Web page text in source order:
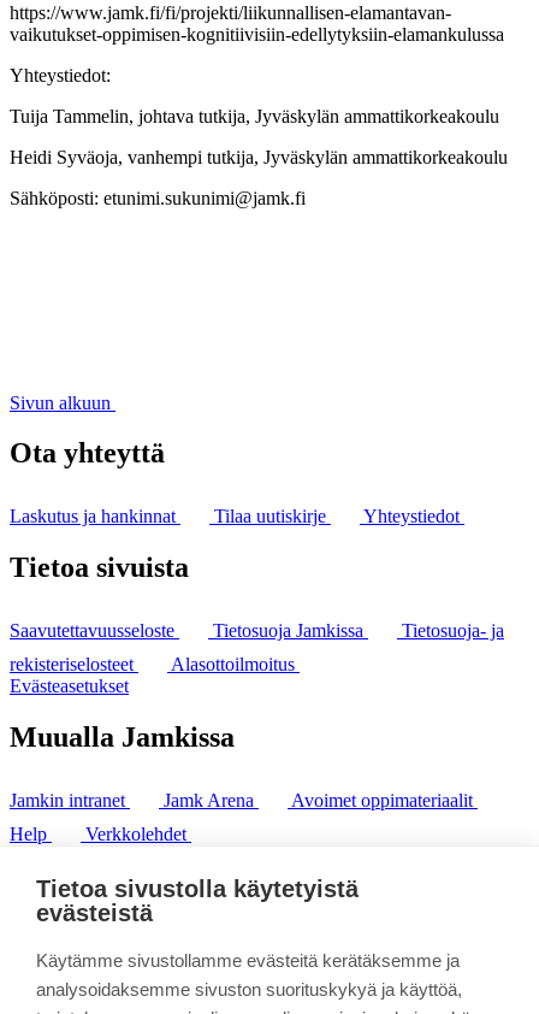
https://www.jamk.fi/fi/projekti/liikunnallisen-elamantavan-
vaikutukset-oppimisen-kognitiivisiin-edellytyksiin-elamankulussa
Yhteystiedot:
Tuija Tammelin, johtava tutkija, Jyväskylän ammattikorkeakoulu
Heidi Syväoja, vanhempi tutkija, Jyväskylän ammattikorkeakoulu
Sähköposti: etunimi.sukunimi@jamk.fi
Sivun alkuun
Ota yhteyttä
Laskutus ja hankinnat Tilaa uutiskirje Yhteystiedot
Tietoa sivuista
Saavutettavuusseloste Tietosuoja Jamkissa
Tietosuoja- ja
rekisteriselosteet
Alasottoilmoitus
Evästeasetukset
Muualla Jamkissa
Jamkin intranet Jamk Arena
Avoimet oppimateriaalit
Help
Verkkolehdet
puh. +358 20 743 8100
fax. +358 14 449 9694
Tietoa sivustolla käytetyistä
evästeistä
Käytämme sivustollamme evästeitä kerätäksemme ja
analysoidaksemme sivuston suorituskykyä ja käyttöä,